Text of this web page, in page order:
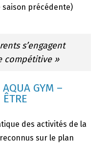
précédente)
s’engagent
compétitive »
AQUA GYM –
des activités de la
sur le plan